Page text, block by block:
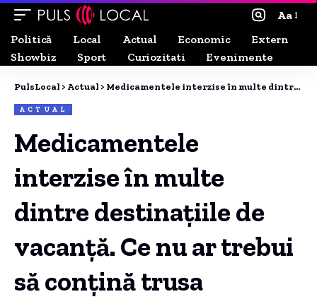
Aa
Politică
Local Actual Economic
Extern
Showbiz
Sport Curiozitati Evenimente
PulsLocal > Actual > Medicamentele interzise în multe dintre destinațiile de vacanță. Ce nu ar trebui să conțină trusa medicală de concediu
ACTUAL
Medicamentele
interzise în multe
dintre destinațiile de
vacanță. Ce nu ar trebui
să conțină trusa